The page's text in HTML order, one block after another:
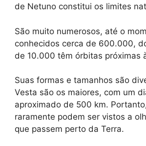
de Netuno constitui os limites
São muito numerosos, até o
conhecidos cerca de 600.000,
de 10.000 têm órbitas próximas
Suas formas e tamanhos são
Vesta são os maiores, com um
aproximado de 500 km.
raramente podem ser vistos a
que passem perto da Terra.